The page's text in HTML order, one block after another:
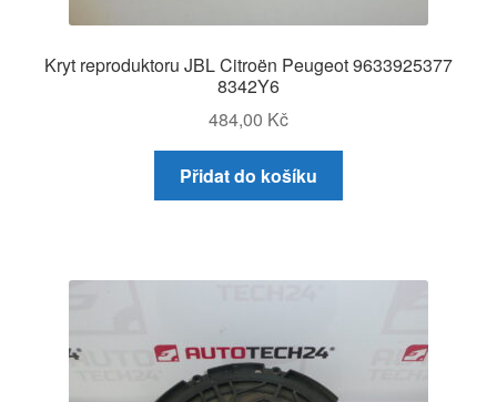
Kryt reproduktoru JBL Citroën Peugeot 9633925377
8342Y6
484,00 Kč
Přidat do košíku